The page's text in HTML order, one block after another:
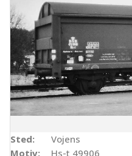
Sted:
Vojens
Motiv:
Hs-t 49906